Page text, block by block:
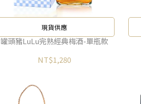
現貨供應
罐頭豬LuLu完熟經典梅酒-單瓶款
NT$1,280